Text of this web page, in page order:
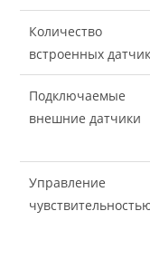
Количество
встроенных
Подключаемые
внешние датчики
Управление